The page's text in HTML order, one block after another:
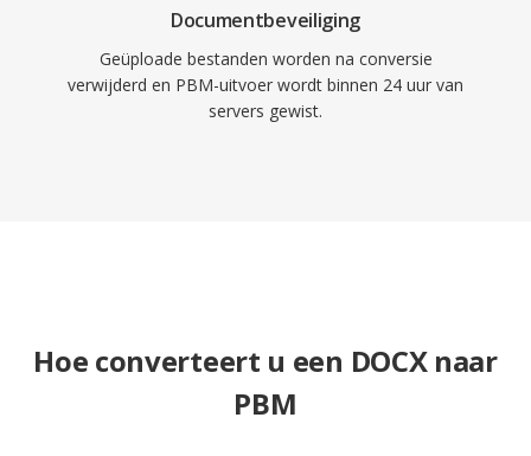
Documentbeveiliging
Geüploade bestanden worden na conversie
verwijderd en PBM-uitvoer wordt binnen 24 uur van
servers gewist.
Hoe converteert u een DOCX naar
PBM